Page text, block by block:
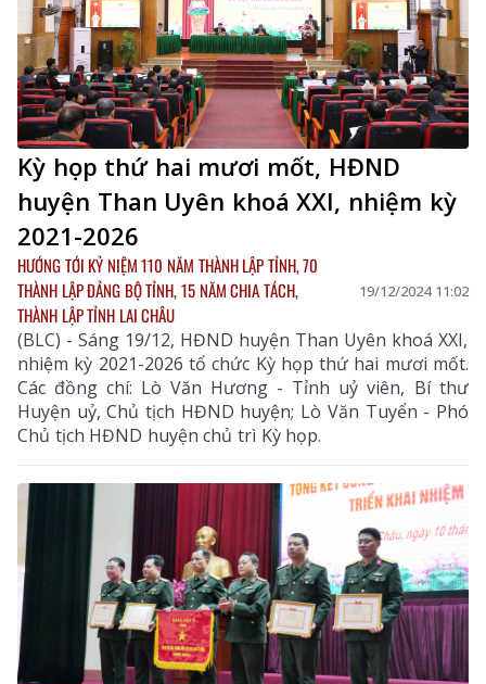
Kỳ họp thứ hai mươi mốt, HĐND
huyện Than Uyên khoá XXI, nhiệm kỳ
2021-2026
HƯỚNG TỚI KỶ NIỆM 110 NĂM THÀNH LẬP TỈNH, 70
THÀNH LẬP ĐẢNG BỘ TỈNH, 15 NĂM CHIA TÁCH,
THÀNH LẬP TỈNH LAI CHÂU
19/12/2024 11:02
(BLC) - Sáng 19/12, HĐND huyện Than Uyên khoá XXI,
nhiệm kỳ 2021-2026 tổ chức Kỳ họp thứ hai mươi mốt.
Các đồng chí: Lò Văn Hương - Tỉnh uỷ viên, Bí thư
Huyện uỷ, Chủ tịch HĐND huyện; Lò Văn Tuyển - Phó
Chủ tịch HĐND huyện chủ trì Kỳ họp.